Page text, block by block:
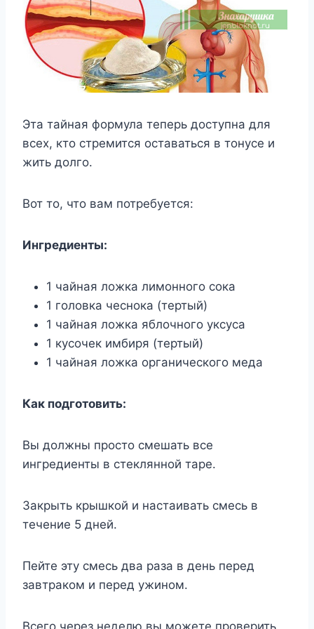
Эта тайная формула теперь доступна для
всех, кто стремится оставаться в тонусе и
жить долго.
Вот то, что вам потребуется:
Ингредиенты:
1 чайная ложка лимонного сока
1 головка чеснока (тертый)
1 чайная ложка яблочного уксуса
1 кусочек имбиря (тертый)
1 чайная ложка органического меда
Как подготовить:
Вы должны просто смешать все
ингредиенты в стеклянной таре.
Закрыть крышкой и настаивать смесь в
течение 5 дней.
Пейте эту смесь два раза в день перед
завтраком и перед ужином.